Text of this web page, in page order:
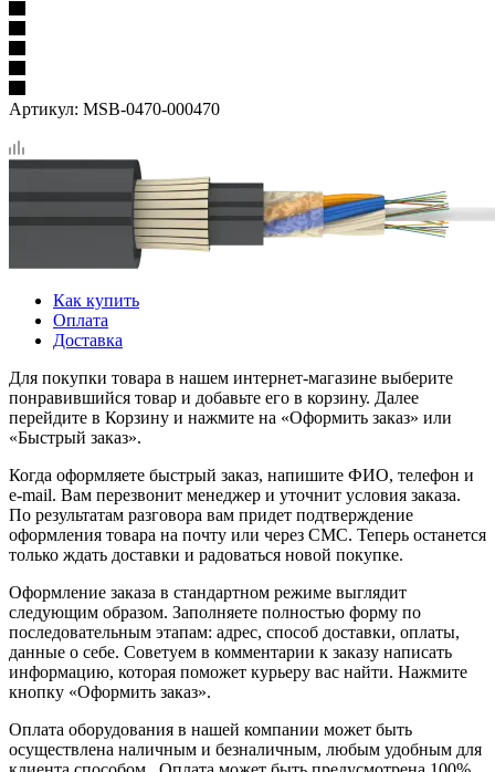
Артикул: MSB-0470-000470
Как купить
Оплата
Доставка
Для покупки товара в нашем интернет-магазине выберите
понравившийся товар и добавьте его в корзину. Далее
перейдите в Корзину и нажмите на «Оформить заказ» или
«Быстрый заказ».
Когда оформляете быстрый заказ, напишите ФИО, телефон и
e-mail. Вам перезвонит менеджер и уточнит условия заказа.
По результатам разговора вам придет подтверждение
оформления товара на почту или через СМС. Теперь останется
только ждать доставки и радоваться новой покупке.
Оформление заказа в стандартном режиме выглядит
следующим образом. Заполняете полностью форму по
последовательным этапам: адрес, способ доставки, оплаты,
данные о себе. Советуем в комментарии к заказу написать
информацию, которая поможет курьеру вас найти. Нажмите
кнопку «Оформить заказ».
Оплата оборудования в нашей компании может быть
осуществлена наличным и безналичным, любым удобным для